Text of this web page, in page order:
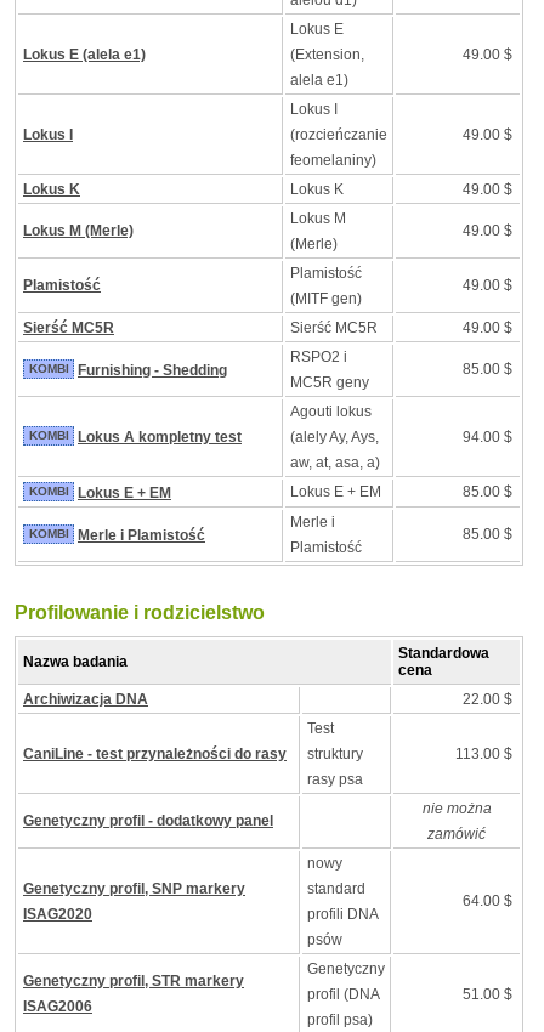
Lokus E (alela e1)
Lokus E
(Extension,
alela e1)
49.00 $
Lokus I
Lokus I
(rozcieńczanie
feomelaniny)
49.00 $
Lokus K Lokus K 49.00 $
Lokus M (Merle)
Lokus M
(Merle)
49.00 $
Plamistość
Plamistość
(MITF gen)
49.00 $
Sierść MC5R Sierść MC5R 49.00 $
KOMBI Furnishing - Shedding
RSPO2 i
MC5R geny
85.00 $
KOMBI Lokus A kompletny test
Agouti lokus
(alely Ay, Ays,
aw, at, asa, a)
94.00 $
KOMBI Lokus E + EM Lokus E + EM 85.00 $
KOMBI Merle i Plamistość
Merle i
Plamistość
85.00 $
Profilowanie i rodzicielstwo
Nazwa badania
Standardowa
cena
Archiwizacja DNA
22.00 $
CaniLine - test przynależności do rasy
Test
struktury
rasy psa
113.00 $
Genetyczny profil - dodatkowy panel
nie można
zamówić
Genetyczny profil, SNP markery
ISAG2020
nowy
standard
profili DNA
psów
64.00 $
Genetyczny profil, STR markery
ISAG2006
Genetyczny
profil (DNA
profil psa)
51.00 $